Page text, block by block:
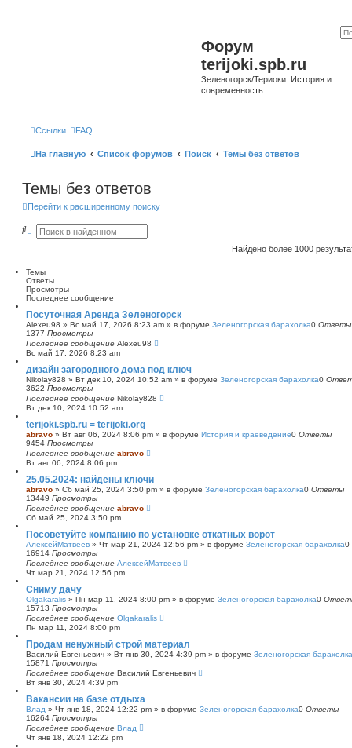
Форум
terijoki.spb.ru
Зеленогорск/Териоки. История и
современность.
Ссылки FAQ
На главную Список форумов Поиск Темы без ответов
Темы без ответов
Перейти к расширенному поиску
П Р
р
е
н
н
ы
й
п
о
и
к
Найдено более 1000
Темы
Ответы
Просмотры
Последнее сообщение
Посуточная Аренда Зеленогорск
Alexeu98 » Вс май 17, 2026 8:23 am » в форуме Зеленогорская барахолка0 Ответы
1377 Просмотры
Последнее сообщение Alexeu98
Вс май 17, 2026 8:23 am
дизайн загородного дома под ключ
Nikolay828 » Вт дек 10, 2024 10:52 am » в форуме Зеленогорская барахолка0
3622 Просмотры
Последнее сообщение Nikolay828
Вт дек 10, 2024 10:52 am
terijoki.spb.ru = terijoki.org
abravo » Вт авг 06, 2024 8:06 pm » в форуме История и краеведение0 Ответы
9454 Просмотры
Последнее сообщение abravo
Вт авг 06, 2024 8:06 pm
25.05.2024: найдены ключи
abravo » Сб май 25, 2024 3:50 pm » в форуме Зеленогорская барахолка0 Ответы
13449 Просмотры
Последнее сообщение abravo
Сб май 25, 2024 3:50 pm
Посоветуйте компанию по установке откатных ворот
АлексейМатвеев » Чт мар 21, 2024 12:56 pm » в форуме Зеленогорская барахолка0
16914 Просмотры
Последнее сообщение АлексейМатвеев
Чт мар 21, 2024 12:56 pm
Сниму дачу
Olgakaralis » Пн мар 11, 2024 8:00 pm » в форуме Зеленогорская барахолка0
15713 Просмотры
Последнее сообщение Olgakaralis
Пн мар 11, 2024 8:00 pm
Продам ненужный строй материал
Василий Евгеньевич » Вт янв 30, 2024 4:39 pm » в форуме Зеленогорская барахолка
15871 Просмотры
Последнее сообщение Василий Евгеньевич
Вт янв 30, 2024 4:39 pm
Вакансии на базе отдыха
Влад » Чт янв 18, 2024 12:22 pm » в форуме Зеленогорская барахолка0 Ответы
16264 Просмотры
Последнее сообщение Влад
Чт янв 18, 2024 12:22 pm